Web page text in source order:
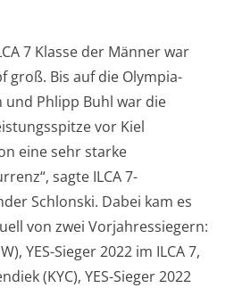
7 Klasse der Männer war
groß. Bis auf die Olympia-
Phlipp Buhl war die
vor Kiel
eine sehr starke
sagte ILCA 7-
Schlonski. Dabei kam es
von zwei Vorjahressiegern:
YES-Sieger 2022 im ILCA 7,
(KYC), YES-Sieger 2022